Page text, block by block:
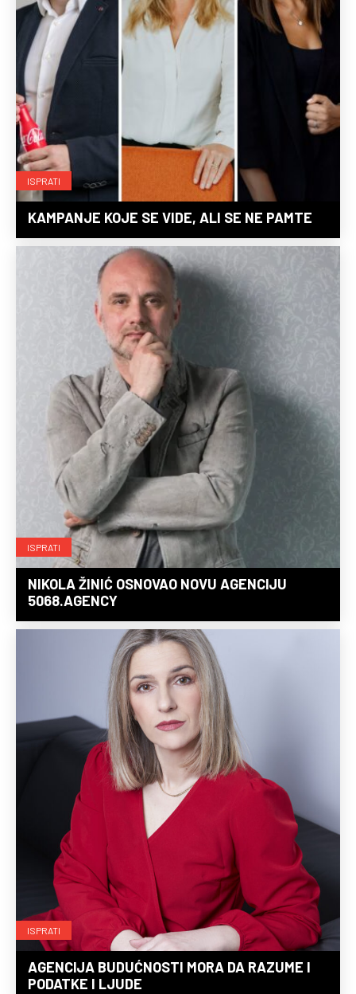
ISPRATI
KAMPANJE KOJE SE VIDE, ALI SE NE PAMTE
ISPRATI
NIKOLA ŽINIĆ OSNOVAO NOVU AGENCIJU
5068.AGENCY
ISPRATI
AGENCIJA BUDUĆNOSTI MORA DA RAZUME I
PODATKE I LJUDE